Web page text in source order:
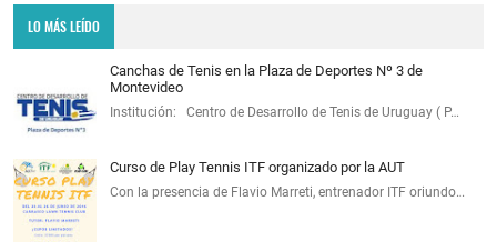
LO MÁS LEÍDO
Canchas de Tenis en la Plaza de Deportes Nº 3 de
Montevideo
Institución: Centro de Desarrollo de Tenis de Uruguay ( P…
Curso de Play Tennis ITF organizado por la AUT
Con la presencia de Flavio Marreti, entrenador ITF oriundo…